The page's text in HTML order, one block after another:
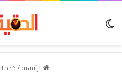
الرئيسية/